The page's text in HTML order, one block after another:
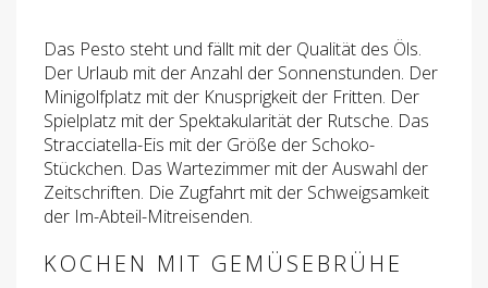
Das Pesto steht und fällt mit der Qualität des Öls.
Der Urlaub mit der Anzahl der Sonnenstunden. Der
Minigolfplatz mit der Knusprigkeit der Fritten. Der
Spielplatz mit der Spektakularität der Rutsche. Das
Stracciatella-Eis mit der Größe der Schoko-
Stückchen. Das Wartezimmer mit der Auswahl der
Zeitschriften. Die Zugfahrt mit der Schweigsamkeit
der Im-Abteil-Mitreisenden.
KOCHEN MIT GEMÜSEBRÜHE